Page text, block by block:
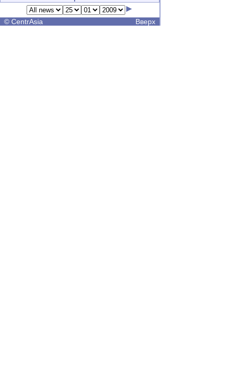
© CentrAsia Вверх